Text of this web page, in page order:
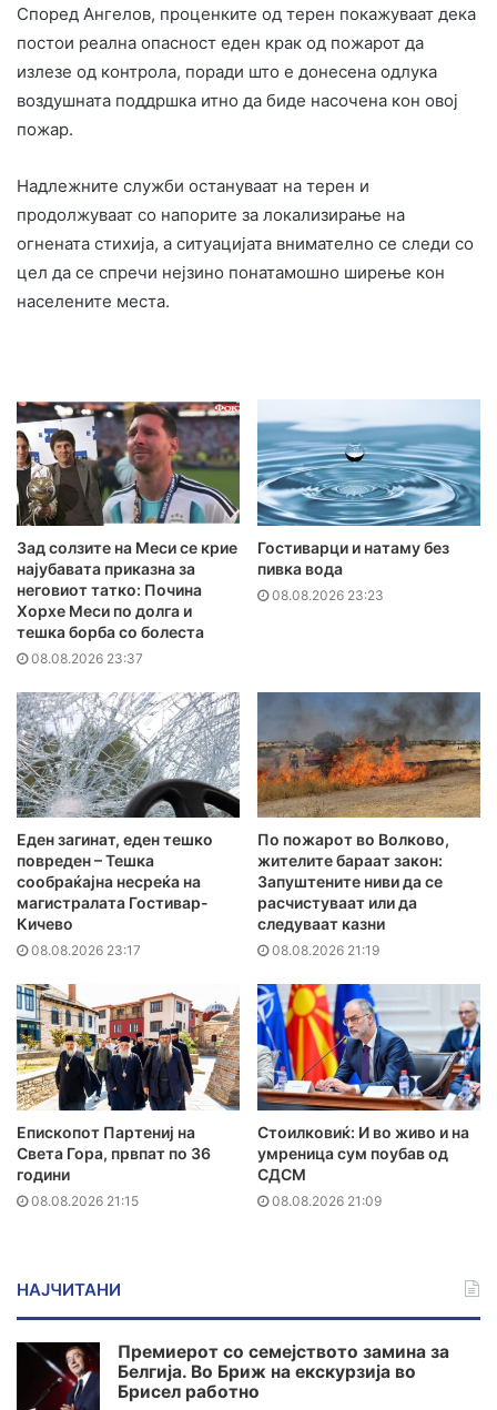
Според Ангелов, проценките од терен покажуваат дека
постои реална опасност еден крак од пожарот да
излезе од контрола, поради што е донесена одлука
воздушната поддршка итно да биде насочена кон овој
пожар.
Надлежните служби остануваат на терен и
продолжуваат со напорите за локализирање на
огнената стихија, а ситуацијата внимателно се следи со
цел да се спречи нејзино понатамошно ширење кон
населените места.
Зад солзите на Меси се крие
најубавата приказна за
неговиот татко: Почина
Хорхе Меси по долга и
тешка борба со болеста
08.08.2026 23:37
Гостиварци и натаму без
пивка вода
08.08.2026 23:23
Еден загинат, еден тешко
повреден – Тешка
сообраќајна несреќа на
магистралата Гостивар-
Кичево
08.08.2026 23:17
По пожарот во Волково,
жителите бараат закон:
Запуштените ниви да се
расчистуваат или да
следуваат казни
08.08.2026 21:19
Епископот Партениј на
Света Гора, првпат по 36
години
08.08.2026 21:15
Стоилковиќ: И во живо и на
умреница сум поубав од
СДСМ
08.08.2026 21:09
НАЈЧИТАНИ
Премиерот со семејството замина за
Белгија. Во Бриж на екскурзија во
Брисел работно